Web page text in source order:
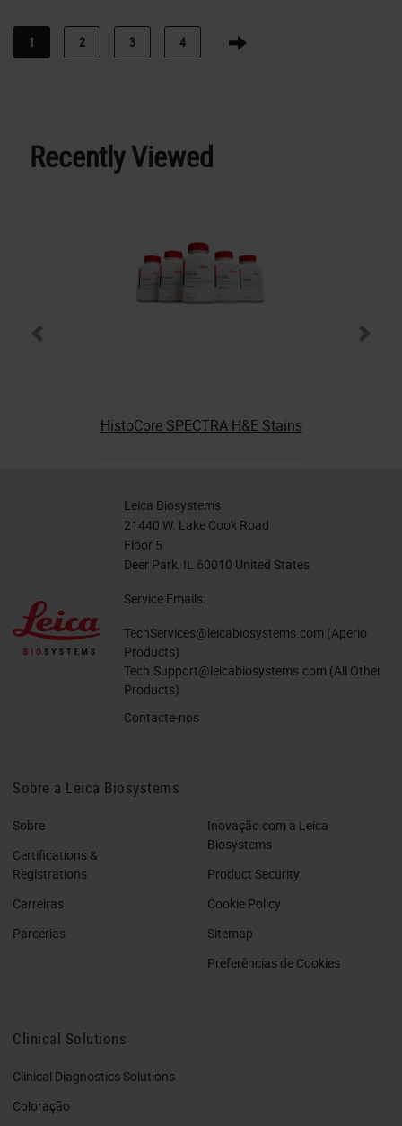
1 2 3 4
Recently Viewed
HistoCore SPECTRA H&E Stains
Leica Biosystems
21440 W. Lake Cook Road
Floor 5
Deer Park, IL 60010 United States
Service Emails:
TechServices@leicabiosystems.com (Aperio
Products)
Tech.Support@leicabiosystems.com (All Other
Products)
Contacte-nos
Sobre a Leica Biosystems
Sobre
Certifications &
Registrations
Carreiras
Parcerias
Inovação com a Leica
Biosystems
Product Security
Cookie Policy
Sitemap
Preferências de Cookies
Clinical Solutions
Clinical Diagnostics Solutions
Coloração